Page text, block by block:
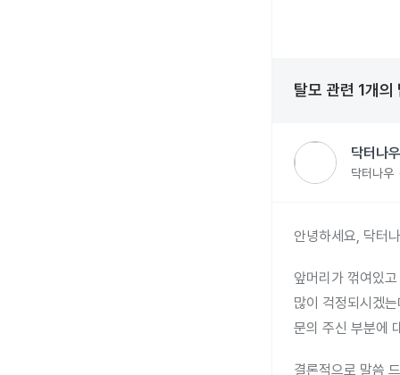
탈모 관련 1개의
닥터나
닥터나우
안녕하세요, 닥터
앞머리가 꺾여있
많이 걱정되시겠
문의 주신 부분에
결론적으로 말씀